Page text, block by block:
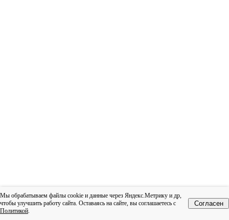
Мы обрабатываем файлы cookie и данные через Яндекс.Метрику и др,
чтобы улучшить работу сайта. Оставаясь на сайте, вы соглашаетесь с
Политикой.
Согласен